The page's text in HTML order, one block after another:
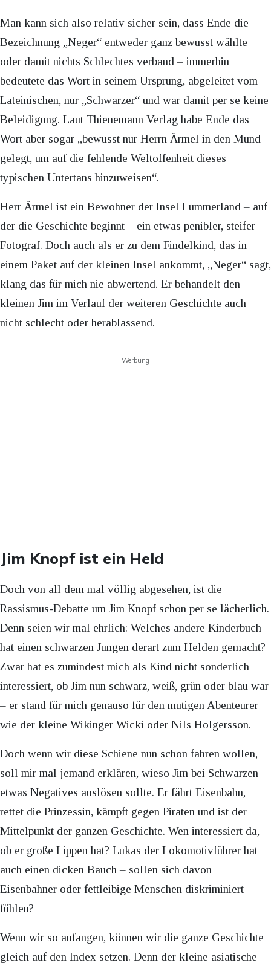
Man kann sich also relativ sicher sein, dass Ende die
Bezeichnung „Neger“ entweder ganz bewusst wählte
oder damit nichts Schlechtes verband – immerhin
bedeutete das Wort in seinem Ursprung, abgeleitet vom
Lateinischen, nur „Schwarzer“ und war damit per se keine
Beleidigung. Laut Thienemann Verlag habe Ende das
Wort aber sogar „bewusst nur Herrn Ärmel in den Mund
gelegt, um auf die fehlende Weltoffenheit dieses
typischen Untertans hinzuweisen“.
Herr Ärmel ist ein Bewohner der Insel Lummerland – auf
der die Geschichte beginnt – ein etwas penibler, steifer
Fotograf. Doch auch als er zu dem Findelkind, das in
einem Paket auf der kleinen Insel ankommt, „Neger“ sagt,
klang das für mich nie abwertend. Er behandelt den
kleinen Jim im Verlauf der weiteren Geschichte auch
nicht schlecht oder herablassend.
Werbung
Jim Knopf ist ein Held
Doch von all dem mal völlig abgesehen, ist die
Rassismus-Debatte um Jim Knopf schon per se lächerlich.
Denn seien wir mal ehrlich: Welches andere Kinderbuch
hat einen schwarzen Jungen derart zum Helden gemacht?
Zwar hat es zumindest mich als Kind nicht sonderlich
interessiert, ob Jim nun schwarz, weiß, grün oder blau war
– er stand für mich genauso für den mutigen Abenteurer
wie der kleine Wikinger Wicki oder Nils Holgersson.
Doch wenn wir diese Schiene nun schon fahren wollen,
soll mir mal jemand erklären, wieso Jim bei Schwarzen
etwas Negatives auslösen sollte. Er fährt Eisenbahn,
rettet die Prinzessin, kämpft gegen Piraten und ist der
Mittelpunkt der ganzen Geschichte. Wen interessiert da,
ob er große Lippen hat? Lukas der Lokomotivführer hat
auch einen dicken Bauch – sollen sich davon
Eisenbahner oder fettleibige Menschen diskriminiert
fühlen?
Wenn wir so anfangen, können wir die ganze Geschichte
gleich auf den Index setzen. Denn der kleine asiatische